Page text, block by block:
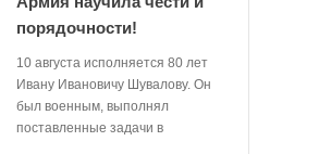
порядочности!
10 августа исполняется 80 лет
Ивану Ивановичу Шувалову. Он
был военным, выполнял
поставленные задачи в